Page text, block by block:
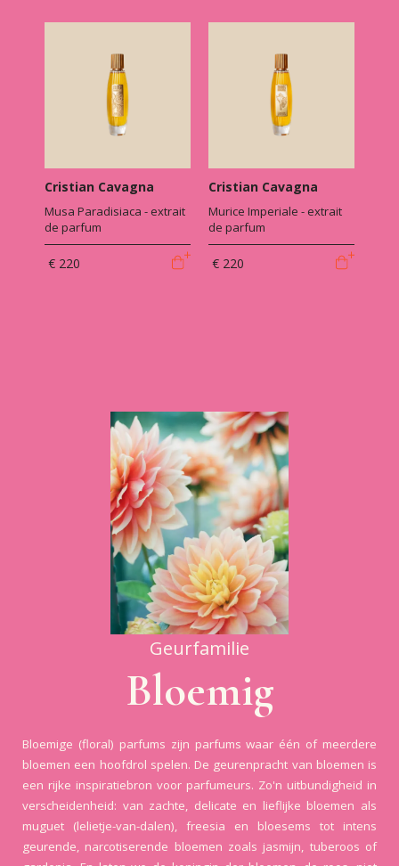
Cristian Cavagna
Musa Paradisiaca - extrait
de parfum
€ 220
Cristian Cavagna
Murice Imperiale - extrait
de parfum
€ 220
Geurfamilie
Bloemig
Bloemige (floral) parfums zijn parfums waar één of meerdere
bloemen een hoofdrol spelen. De geurenpracht van bloemen is
een rijke inspiratiebron voor parfumeurs. Zo'n uitbundigheid in
verscheidenheid: van zachte, delicate en lieflijke bloemen als
muguet (lelietje-van-dalen), freesia en bloesems tot intens
geurende, narcotiserende bloemen zoals jasmijn, tuberoos of